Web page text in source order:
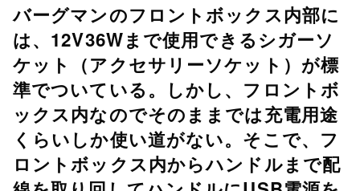
バーグマンのフロントボックス内部に
は、12V36Wまで使用できるシガーソ
ケット（アクセサリーソケット）が標
準でついている。しかし、フロントボ
ックス内なのでそのままでは充電用途
くらいしか使い道がない。そこで、フ
ロントボックス内からハンドルまで配